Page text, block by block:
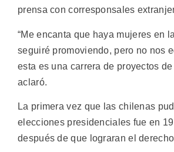
prensa con corresponsales
“Me encanta que haya mujeres en
seguiré promoviendo, pero no nos
esta es una carrera de proyectos de
aclaró.
La primera vez que las chilenas
elecciones presidenciales fue en
después de que lograran el